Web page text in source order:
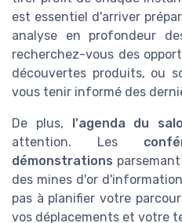
est essentiel d'arriver
analyse en profondeur
recherchez-vous des
découvertes produits, ou
vous tenir informé des
De plus, l'agenda du
attention. Les
démonstrations
des mines d'or
pas à planifier votre
vos déplacements et votre